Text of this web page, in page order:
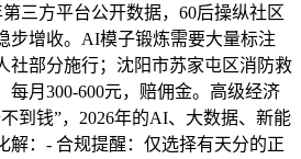
三方平台公开数据，60后操纵社区
步增收。AI模子锻炼需要大量标注
社部分施行；沈阳市苏家屯区消防救
每月300-600元，赔佣金。高级经济
到钱”，2026年的AI、大数据、新能
解：- 合规提醒：仅选择有天分的正